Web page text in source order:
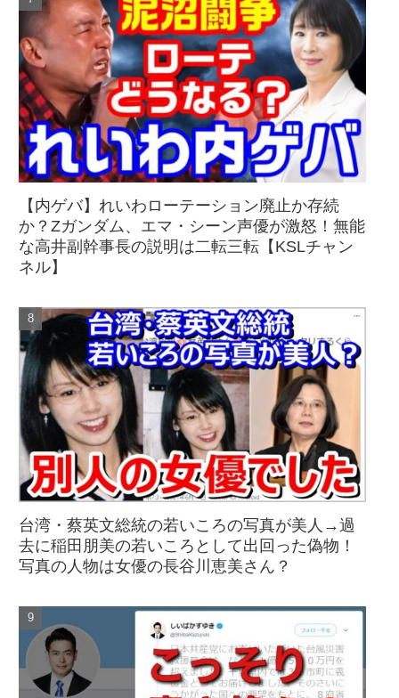
【内ゲバ】れいわローテーション廃止か存続
か？Zガンダム、エマ・シーン声優が激怒！無能
な高井副幹事長の説明は二転三転【KSLチャン
ネル】
台湾・蔡英文総統の若いころの写真が美人→過
去に稲田朋美の若いころとして出回った偽物！
写真の人物は女優の長谷川恵美さん？